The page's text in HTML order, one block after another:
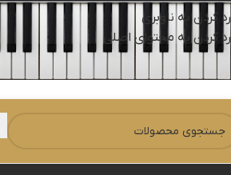
رد کردن به ناوبری
رد کردن به محتوای اصلی